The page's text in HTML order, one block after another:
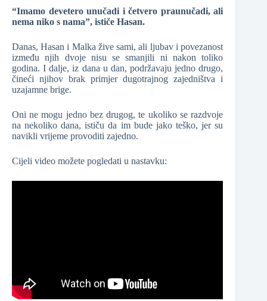
“Imamo devetero unučadi i četvero praunučadi, ali
nema niko s nama”, ističe Hasan.
Danas, Hasan i Malka žive sami, ali ljubav i povezanost
između njih dvoje nisu se smanjili ni nakon toliko
godina. I dalje, iz dana u dan, podržavaju jedno drugo,
čineći njihov brak primjer dugotrajnog zajedništva i
uzajamne brige.
Oni ne mogu jedno bez drugog, te ukoliko se razdvoje
na nekoliko dana, ističu da im bude jako teško, jer su
navikli vrijeme provoditi zajedno.
Cijeli video možete pogledati u nastavku: